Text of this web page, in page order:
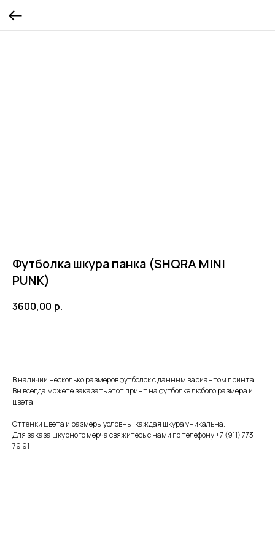
Футболка шкура панка (SHQRA MINI
PUNK)
3600,00 р.
В наличии несколько размеров футболок с данным вариантом принта.
Вы всегда можете заказать этот принт на футболке любого размера и
цвета.
Оттенки цвета и размеры условны, каждая шкура уникальна.
Для заказа шкурного мерча свяжитесь с нами по телефону+7 (911) 773
79 91